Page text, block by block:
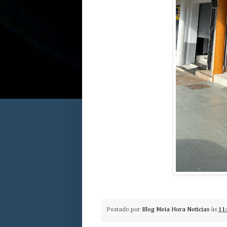
Postado por Blog Meia Hora Noticias às